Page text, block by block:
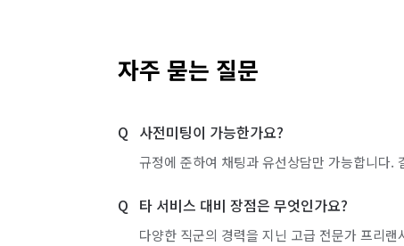
자주 묻는 질문
사전미팅이 가능한가요?
규정에 준하여 채팅과 유선상담만 가능합니다.
타 서비스 대비 장점은 무엇인가요?
다양한 직군의 경력을 지닌 고급 전문가 프리